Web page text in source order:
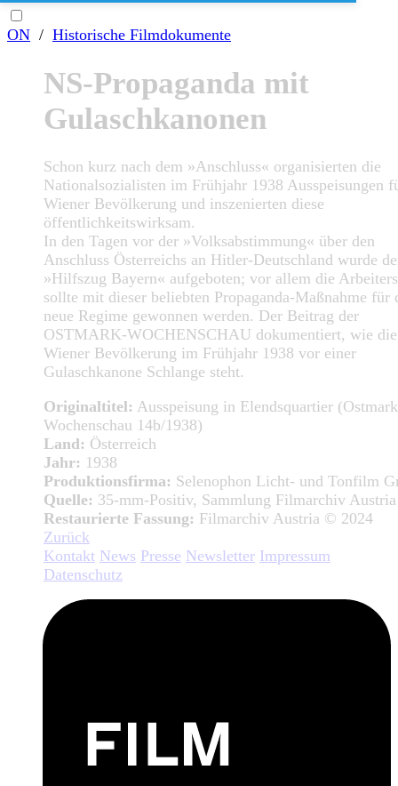
ON / Historische Filmdokumente
NS-Propaganda mit
Gulaschkanonen
Schon kurz nach dem »Anschluss« organisierten die
Nationalsozialisten im Frühjahr 1938 Ausspeisungen
Wiener Bevölkerung und inszenierten diese
öffentlichkeitswirksam.
In den Tagen vor der »Volksabstimmung« über den
Anschluss Österreichs an Hitler-Deutschland wurde
»Hilfszug Bayern« aufgeboten; vor allem die
sollte mit dieser beliebten Propaganda-Maßnahme für
neue Regime gewonnen werden. Der Beitrag der
OSTMARK-WOCHENSCHAU dokumentiert, wie die
Wiener Bevölkerung im Frühjahr 1938 vor einer
Gulaschkanone Schlange steht.
Originaltitel: Ausspeisung in Elendsquartier (Ostmark
Wochenschau 14b/1938)
Land: Österreich
Jahr: 1938
Produktionsfirma: Selenophon Licht- und Tonfilm
Quelle: 35-mm-Positiv, Sammlung Filmarchiv Austria
Restaurierte Fassung: Filmarchiv Austria © 2024
Zurück
Kontakt News Presse Newsletter Impressum
Datenschutz